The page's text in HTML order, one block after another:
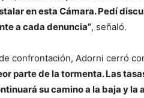
en esta Cámara. Pedí
a cada denuncia”, señaló.
confrontación, Adorni cerró
parte de la tormenta. Las
su camino a la baja y